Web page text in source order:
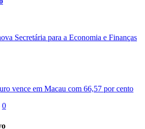
Secretária para a Economia e Finanças
vence em Macau com 66,57 por cento
0